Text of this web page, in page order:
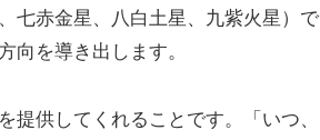
七赤金星、八白土星、九紫火星）で
向を導き出します。
供してくれることです。「いつ、